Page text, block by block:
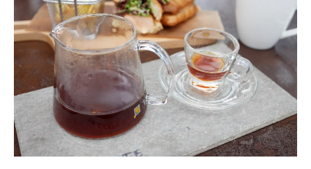
永
咖
啡
廳
店),
超
人
氣
玻
璃
貨
櫃